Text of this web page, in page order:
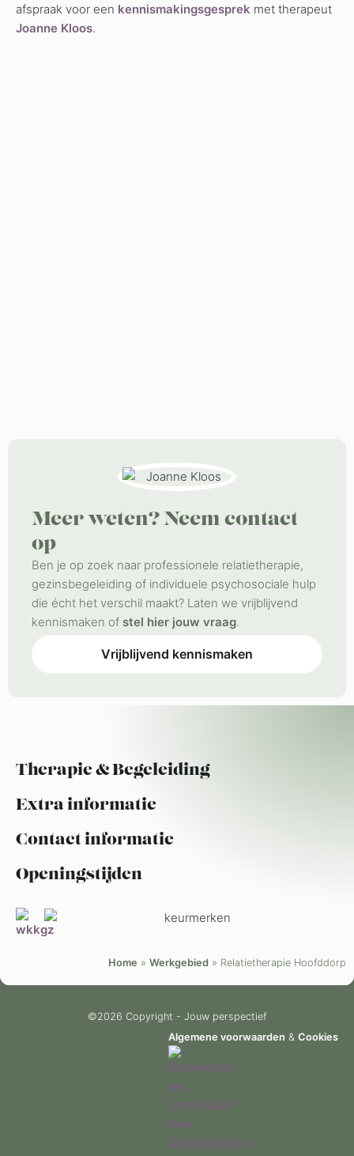
afspraak voor een kennismakingsgesprek met therapeut
Joanne Kloos.
Meer weten? Neem contact
op​
Ben je op zoek naar professionele relatietherapie,
gezinsbegeleiding of individuele psychosociale hulp
die écht het verschil maakt? Laten we vrijblijvend
kennismaken of stel hier jouw vraag.
Vrijblijvend kennismaken
Therapie & Begeleiding
Extra informatie
Contact informatie
Openingstijden
Home » Werkgebied » Relatietherapie Hoofddorp
©2026 Copyright - Jouw perspectief
Algemene voorwaarden & Cookies